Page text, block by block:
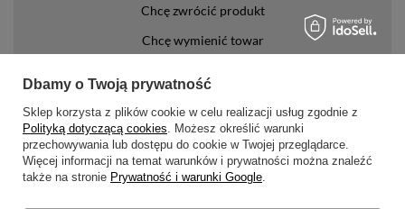
Chcę zwrócić produkt
Chcę wymienić towar
Konto
Regulaminy
Regulamin
Dbamy o Twoją prywatność
Sklep korzysta z plików cookie w celu realizacji usług zgodnie z
Polityką dotyczącą cookies. Możesz określić warunki
przechowywania lub dostępu do cookie w Twojej przeglądarce.
Więcej informacji na temat warunków i prywatności można znaleźć
także na stronie Prywatność i warunki Google.